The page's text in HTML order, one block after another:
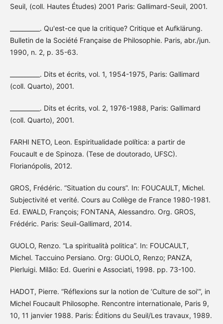
Seuil, (coll. Hautes Études) 2001 Paris: Gallimard-Seuil, 2001.
__________. Qu'est-ce que la critique? Critique et Aufklärung.
Bulletin de la Société Française de Philosophie. Paris, abr./jun.
1990, n. 2, p. 35-63.
__________. Dits et écrits, vol. 1, 1954-1975, Paris: Gallimard
(coll. Quarto), 2001.
__________. Dits et écrits, vol. 2, 1976-1988, Paris: Gallimard
(coll. Quarto), 2001.
FARHI NETO, Leon. Espiritualidade política: a partir de
Foucault e de Spinoza. (Tese de doutorado, UFSC).
Florianópolis, 2012.
GROS, Frédéric. “Situation du cours”. In: FOUCAULT, Michel.
Subjectivité et verité. Cours au Collège de France 1980-1981.
Ed. EWALD, François; FONTANA, Alessandro. Org. GROS,
Frédéric. Paris: Seuil-Gallimard, 2014.
GUOLO, Renzo. “La spiritualità politica”. In: FOUCAULT,
Michel. Taccuino Persiano. Org: GUOLO, Renzo; PANZA,
Pierluigi. Milão: Ed. Guerini e Associati, 1998. pp. 73-100.
HADOT, Pierre. “Réflexions sur la notion de ‘Culture de soi’”, in
Michel Foucault Philosophe. Rencontre internationale, Paris 9,
10, 11 janvier 1988. Paris: Éditions du Seuil/Les travaux, 1989.